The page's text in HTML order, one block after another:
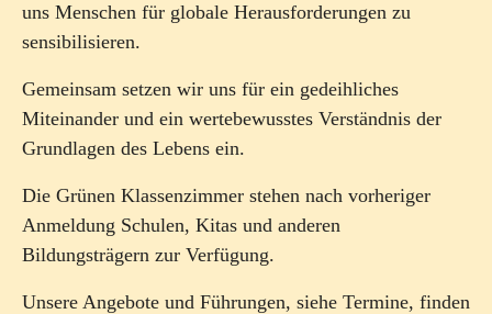
uns Menschen für globale Herausforderungen zu
sensibilisieren.
Gemeinsam setzen wir uns für ein gedeihliches
Miteinander und ein wertebewusstes Verständnis der
Grundlagen des Lebens ein.
Die Grünen Klassenzimmer stehen nach vorheriger
Anmeldung Schulen, Kitas und anderen
Bildungsträgern zur Verfügung.
Unsere Angebote und Führungen, siehe Termine, finden